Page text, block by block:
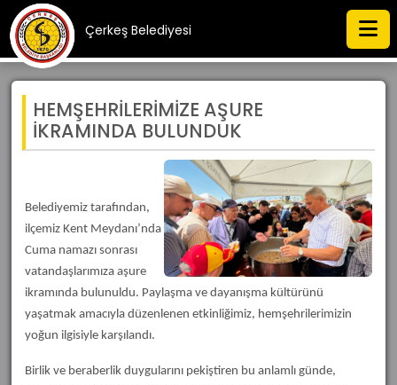
Çerkeş Belediyesi
HEMŞEHRİLERİMİZE AŞURE
İKRAMINDA BULUNDUK
Belediyemiz tarafından,
ilçemiz Kent Meydanı’nda
Cuma namazı sonrası
vatandaşlarımıza aşure
ikramında bulunuldu. Paylaşma ve dayanışma kültürünü
yaşatmak amacıyla düzenlenen etkinliğimiz, hemşehrilerimizin
yoğun ilgisiyle karşılandı.
Birlik ve beraberlik duygularını pekiştiren bu anlamlı günde,